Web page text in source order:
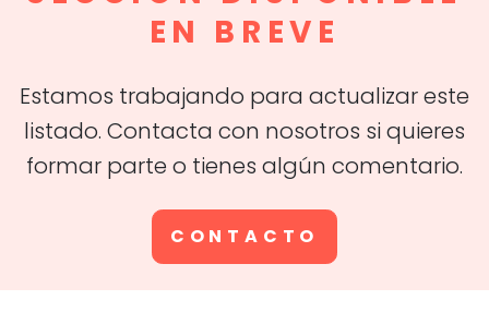
EN BREVE
Estamos trabajando para actualizar este
listado. Contacta con nosotros si quieres
formar parte o tienes algún comentario.
CONTACTO